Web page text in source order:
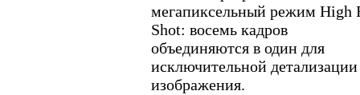
мегапиксельный режим High
Shot: восемь кадров
объединяются в один для
исключительной детализации
изображения.